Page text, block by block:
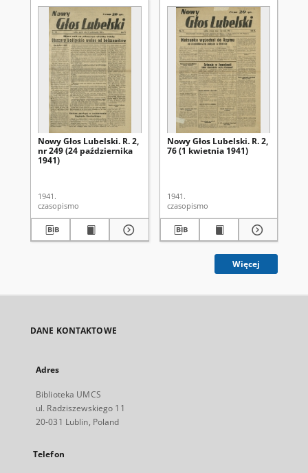
Nowy Głos Lubelski. R. 2,
nr 249 (24 października
1941)
1941.
czasopismo
Nowy Głos Lubelski. R. 2,
76 (1 kwietnia 1941)
1941.
czasopismo
Więcej
DANE KONTAKTOWE
Adres
Biblioteka UMCS
ul. Radziszewskiego 11
20-031 Lublin, Poland
Telefon